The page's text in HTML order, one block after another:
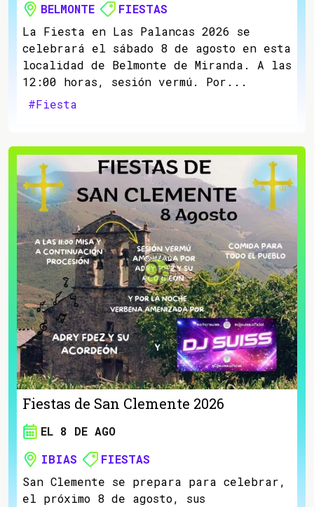
BELMONTE
FIESTAS
La Fiesta en Las Palancas 2026 se
celebrará el sábado 8 de agosto en esta
localidad de Belmonte de Miranda. A las
12:00 horas, sesión vermú. Por...
#Fiesta
Fiestas de San Clemente 2026
EL 8 DE AGO
IBIAS
FIESTAS
San Clemente se prepara para celebrar,
el próximo 8 de agosto, sus